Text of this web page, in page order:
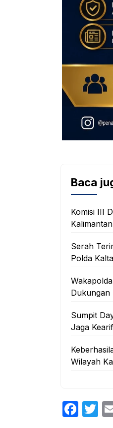
Baca
Komisi III
Serah
Polda
Dukungan
Sumpit
Jaga
Wilayah
F
T